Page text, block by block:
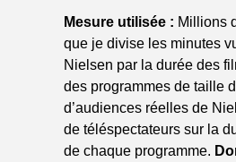
Mesure utilisée : Millions
que je divise les minutes
Nielsen par la durée des
des programmes de taille
d’audiences réelles de
de téléspectateurs sur la
de chaque programme.